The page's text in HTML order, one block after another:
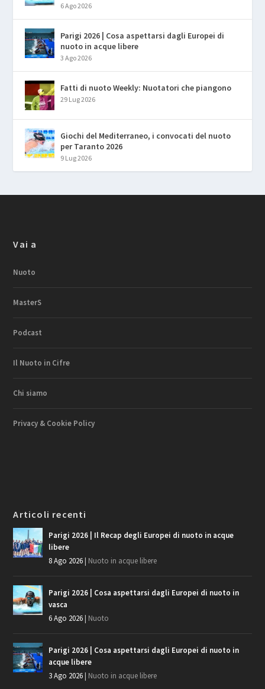
6 Ago 2026
Parigi 2026 | Cosa aspettarsi dagli Europei di
nuoto in acque libere
3 Ago 2026
Fatti di nuoto Weekly: Nuotatori che piangono
29 Lug 2026
Giochi del Mediterraneo, i convocati del nuoto
per Taranto 2026
9 Lug 2026
Vai a
Nuoto
MasterS
Podcast
Il Nuoto in Cifre
Chi siamo
Privacy & Cookie Policy
Articoli recenti
Parigi 2026 | Il Recap degli Europei di nuoto in acque
libere
8 Ago 2026| Nuoto in acque libere
Parigi 2026 | Cosa aspettarsi dagli Europei di nuoto in
vasca
6 Ago 2026| Nuoto
Parigi 2026 | Cosa aspettarsi dagli Europei di nuoto in
acque libere
3 Ago 2026| Nuoto in acque libere